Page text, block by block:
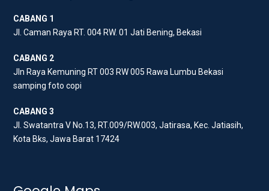
r
o
k
a
CABANG 1
Jl. Caman Raya RT. 004 RW. 01 Jati Bening, Bekasi
CABANG 2
Jln Raya Kemuning RT 003 RW 005 Rawa Lumbu Bekasi
samping foto copi
CABANG 3
Jl. Swatantra V No.13, RT.009/RW.003, Jatirasa, Kec. Jatiasih,
Kota Bks, Jawa Barat 17424